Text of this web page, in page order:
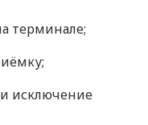
терминале;
и исключение